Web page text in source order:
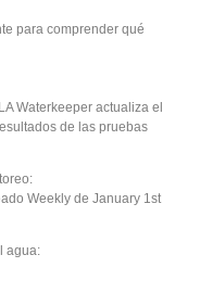
para comprender qué
Waterkeeper actualiza el
de las pruebas
Weekly de January 1st
agua: